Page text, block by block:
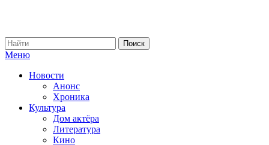
Меню
Новости
Анонс
Хроника
Культура
Дом актёра
Литература
Кино